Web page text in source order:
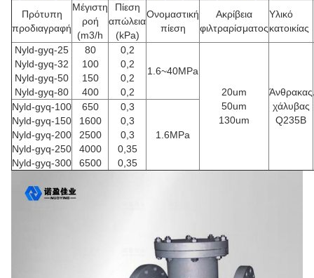
Πρότυπη
προδιαγραφή
Μέγιστη
ροή
(m3/h
Πίεση
απώλεια
(kPa)
Ονομαστική
πίεση
Ακρίβεια
φιλτραρίσματος
Υλικό
κατοικίας
Nyld-gyq-25
Nyld-gyq-32
Nyld-gyq-50
Nyld-gyq-80
80
100
150
400
0,2
0,2
0,2
0,2
1.6~40MPa
20um
50um
130um
Άνθρακας
χάλυβας
Q235B
Nyld-gyq-100
Nyld-gyq-150
Nyld-gyq-200
Nyld-gyq-250
Nyld-gyq-300
650
1600
2500
4000
6500
0,3
0,3
0,3
0,35
0,35
1.6MPa